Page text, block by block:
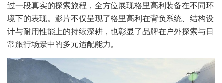
过一段真实的探索旅程，全方位展现格里高利装备在不同环
境下的表现。影片不仅呈现了格里高利在背负系统、结构设
计与耐用性能上的持续深耕，也彰显了品牌在户外探索与日
常旅行场景中的多元适配能力。